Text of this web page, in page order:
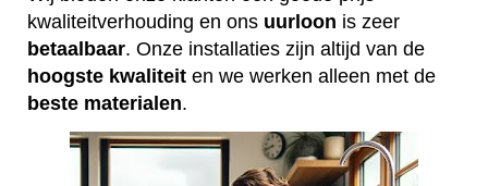
kwaliteitverhouding en ons uurloon is zeer
betaalbaar. Onze installaties zijn altijd van de
hoogste kwaliteit en we werken alleen met de
beste materialen.